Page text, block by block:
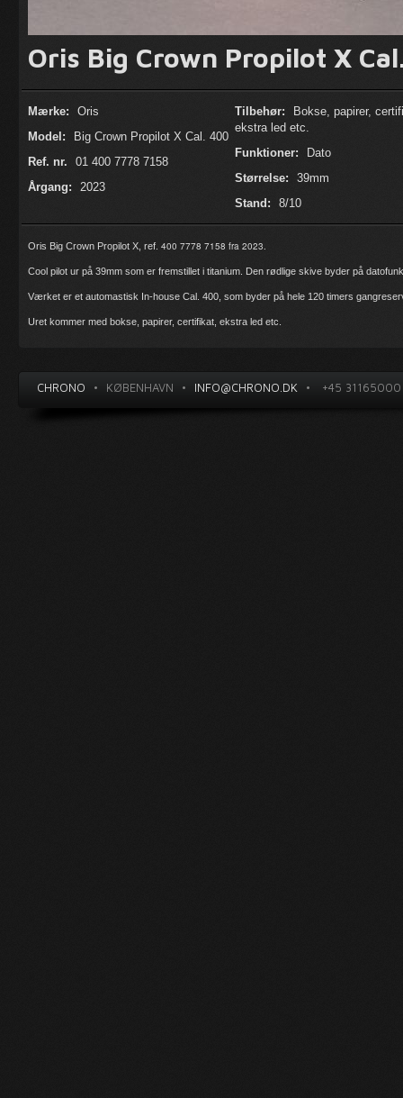
Oris Big Crown Propilot X
Mærke:
Oris
Model:
Big Crown Propilot X Cal. 400
Ref. nr.
01 400 7778 7158
Årgang:
2023
Tilbehør:
Bokse, papirer,
ekstra led etc.
Funktioner:
Dato
Størrelse:
39mm
Stand:
8/10
Oris Big Crown Propilot X, ref. 400 7778 7158 fra 2023.
Cool pilot ur på 39mm som er fremstillet i titanium. Den rødlige skive byder på
Værket er et automastisk In-house Cal. 400, som byder på hele 120 timers
Uret kommer med bokse, papirer, certifikat, ekstra led etc.
CHRONO • KØBENHAVN • INFO@CHRONO.DK • +45 31165000